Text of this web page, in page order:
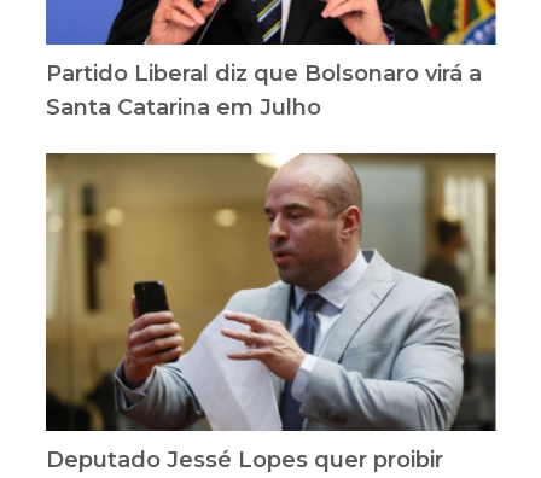
Partido Liberal diz que Bolsonaro virá a
Santa Catarina em Julho
Deputado Jessé Lopes quer proibir